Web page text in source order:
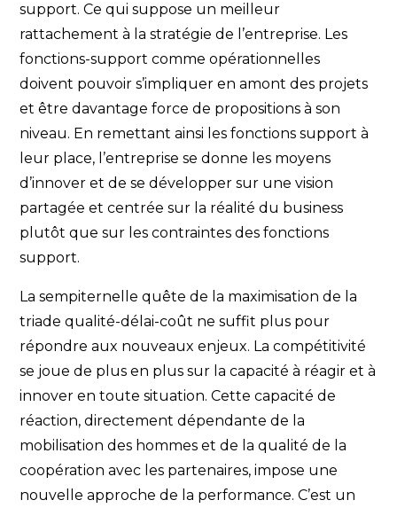
support. Ce qui suppose un meilleur
rattachement à la stratégie de l’entreprise. Les
fonctions-support comme opérationnelles
doivent pouvoir s’impliquer en amont des projets
et être davantage force de propositions à son
niveau. En remettant ainsi les fonctions support à
leur place, l’entreprise se donne les moyens
d’innover et de se développer sur une vision
partagée et centrée sur la réalité du business
plutôt que sur les contraintes des fonctions
support.
La sempiternelle quête de la maximisation de la
triade qualité-délai-coût ne suffit plus pour
répondre aux nouveaux enjeux. La compétitivité
se joue de plus en plus sur la capacité à réagir et à
innover en toute situation. Cette capacité de
réaction, directement dépendante de la
mobilisation des hommes et de la qualité de la
coopération avec les partenaires, impose une
nouvelle approche de la performance. C’est un